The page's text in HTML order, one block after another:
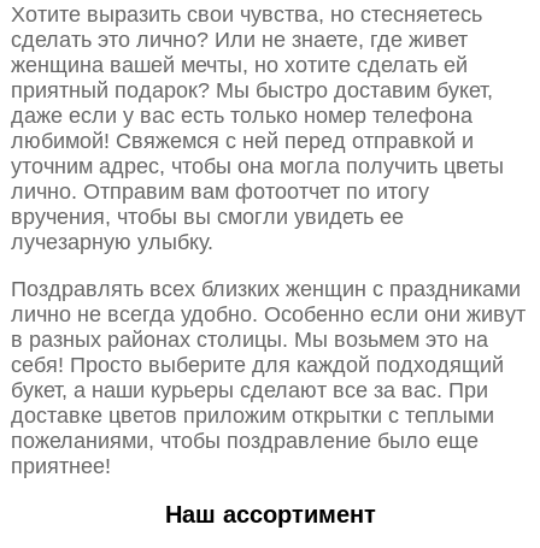
Хотите выразить свои чувства, но стесняетесь
сделать это лично? Или не знаете, где живет
женщина вашей мечты, но хотите сделать ей
приятный подарок? Мы быстро доставим букет,
даже если у вас есть только номер телефона
любимой! Свяжемся с ней перед отправкой и
уточним адрес, чтобы она могла получить цветы
лично. Отправим вам фотоотчет по итогу
вручения, чтобы вы смогли увидеть ее
лучезарную улыбку.
Поздравлять всех близких женщин с праздниками
лично не всегда удобно. Особенно если они живут
в разных районах столицы. Мы возьмем это на
себя! Просто выберите для каждой подходящий
букет, а наши курьеры сделают все за вас. При
доставке цветов приложим открытки с теплыми
пожеланиями, чтобы поздравление было еще
приятнее!
Наш ассортимент